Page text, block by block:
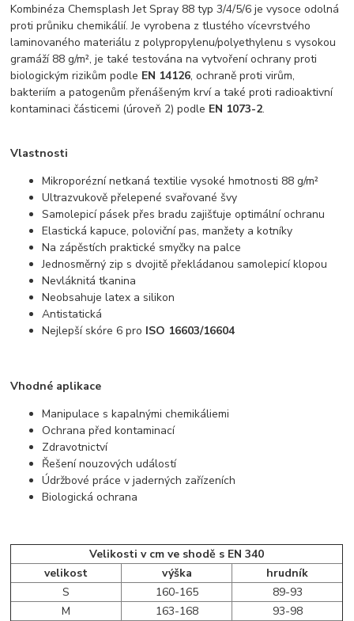
Kombinéza Chemsplash Jet Spray 88 typ 3/4/5/6 je vysoce odolná
proti průniku chemikálií. Je vyrobena z tlustého vícevrstvého
laminovaného materiálu z polypropylenu/polyethylenu s vysokou
gramáží 88 g/m², je také testována na vytvoření ochrany proti
biologickým rizikům podle EN 14126, ochraně proti virům,
bakteriím a patogenům přenášeným krví a také proti radioaktivní
kontaminaci částicemi (úroveň 2) podle EN 1073-2.
Vlastnosti
Mikroporézní netkaná textilie vysoké hmotnosti 88 g/m²
Ultrazvukově přelepené svařované švy
Samolepicí pásek přes bradu zajišťuje optimální ochranu
Elastická kapuce, poloviční pas, manžety a kotníky
Na zápěstích praktické smyčky na palce
Jednosměrný zip s dvojitě překládanou samolepicí klopou
Nevláknitá tkanina
Neobsahuje latex a silikon
Antistatická
Nejlepší skóre 6 pro ISO 16603/16604
Vhodné aplikace
Manipulace s kapalnými chemikáliemi
Ochrana před kontaminací
Zdravotnictví
Řešení nouzových událostí
Údržbové práce v jaderných zařízeních
Biologická ochrana
Velikosti v cm ve shodě s EN 340
velikost
výška
hrudník
S
160-165
89-93
M
163-168
93-98